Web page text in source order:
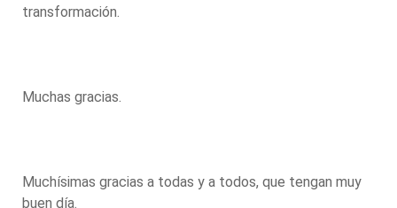
transformación.
Muchas gracias.
Muchísimas gracias a todas y a todos, que tengan muy
buen día.